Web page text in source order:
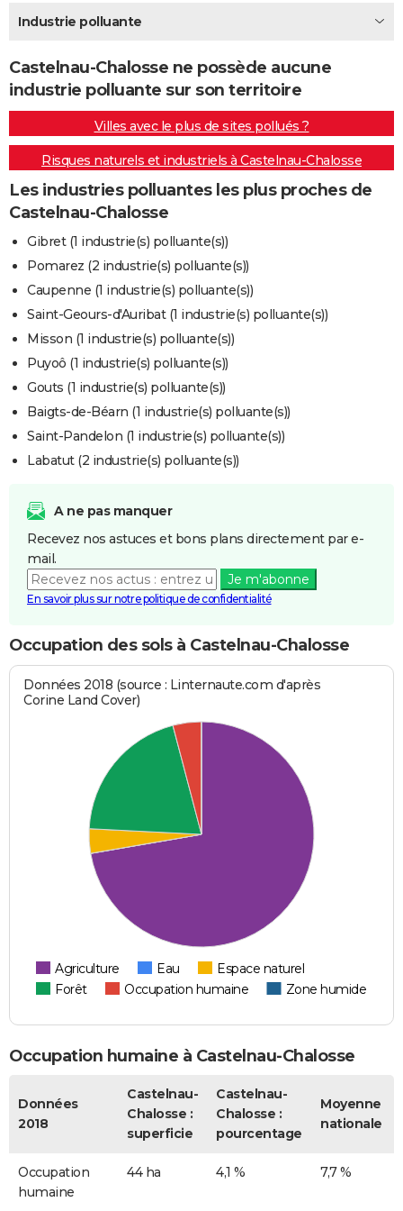
Destinations
City break
Voyage nature
Voyage de noces
Forum
Climat
+PHOTO
GUIDES D'ACHAT
BONS PLANS
CARTE DE VOEUX
Carte de Noël
Carte Bonne année
Carte Saint-Valentin
Carte Pâques
Carte d'anniversaire
DICTIONNAIRE
Dictionnaire
Biographies
Citations
Expressions
Proverbes
PROGRAMME TV
COPAINS D'AVANT
S'inscrire
Se connecter
Lycées
Collèges
Primaires
Universités
Entreprises
Service militaire
Avis de recherche
AVIS DE DÉCÈS
FORUM
Bricolage
Lifestyle
Culture
Sport
Auto
Television
Voyage
Cinema
Industrie polluante
Castelnau-Chalosse ne possède aucune
industrie polluante sur son territoire
Villes avec le plus de sites pollués ?
Risques naturels et industriels à Castelnau-Chalosse
Les industries polluantes les plus proches de
Castelnau-Chalosse
Gibret (1 industrie(s) polluante(s))
Pomarez (2 industrie(s) polluante(s))
Caupenne (1 industrie(s) polluante(s))
Saint-Geours-d'Auribat (1 industrie(s) polluante(s))
Misson (1 industrie(s) polluante(s))
Puyoô (1 industrie(s) polluante(s))
Gouts (1 industrie(s) polluante(s))
Baigts-de-Béarn (1 industrie(s) polluante(s))
Saint-Pandelon (1 industrie(s) polluante(s))
Labatut (2 industrie(s) polluante(s))
A ne pas manquer
Recevez nos astuces et bons plans directement par e-
mail.
Je m'abonne
En savoir plus sur notre politique de confidentialité
Occupation des sols à Castelnau-Chalosse
Données 2018 (source : Linternaute.com d'après
Corine Land Cover)
Agriculture Eau
Espace naturel
Forêt
Occupation humaine Zone humide
Occupation humaine à Castelnau-Chalosse
Données
2018
Castelnau-
Chalosse :
superficie
Castelnau-
Chalosse :
pourcentage
Moyenne
nationale
Occupation
humaine
44 ha 4,1 % 7,7 %